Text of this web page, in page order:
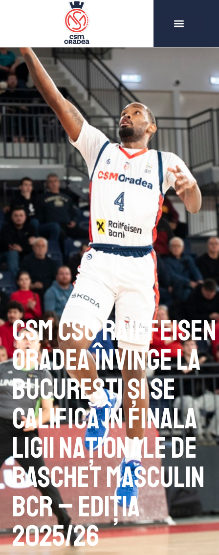
CSM CSU Raiffeisen
Oradea învinge la
București și se
califică în finala
Ligii Naționale de
baschet masculin
BCR – ediția
2025/26